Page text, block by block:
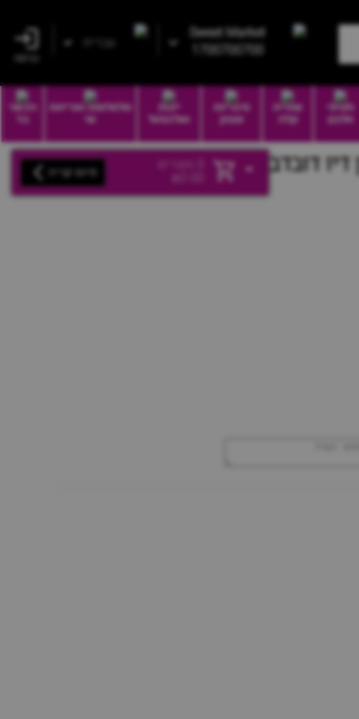
עברית
Sweet Market
1700700700
חטיפי
חלבון
שתייה
קלה
סיגריות
וטבק
יינות
ואלכוהול
סלסלאות ואריזות
שי
הכשר
בד
מוצרים
₪ סיום קנייה